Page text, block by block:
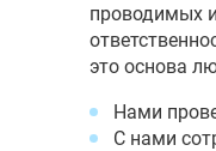
проводимых
это основа
Нами
С нами